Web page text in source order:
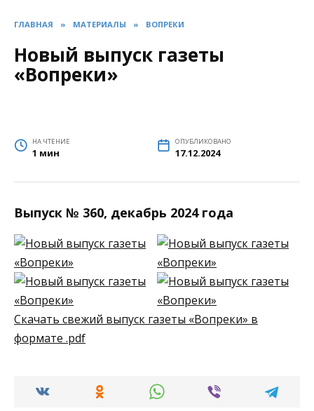
ГЛАВНАЯ » МАТЕРИАЛЫ » ВОПРЕКИ
Новый выпуск газеты
«Вопреки»
НА ЧТЕНИЕ
1 мин
ОПУБЛИКОВАНО
17.12.2024
Выпуск № 360, декабрь 2024 года
Скачать свежий выпуск газеты «Вопреки» в
формате .pdf